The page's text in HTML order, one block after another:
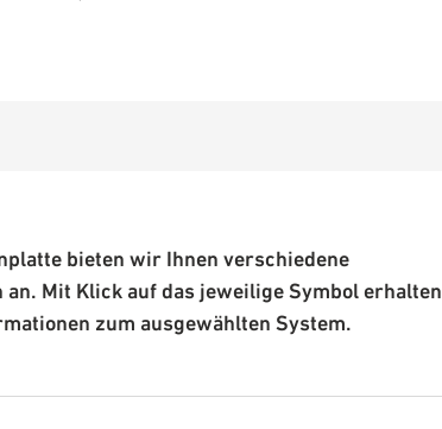
bieten wir Ihnen verschiedene
an. Mit Klick auf das jeweilige Symbol erhalten
zum ausgewählten System.